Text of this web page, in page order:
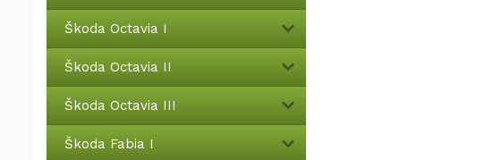
Škoda Octavia I
Škoda Octavia II
Škoda Octavia III
Škoda Fabia I